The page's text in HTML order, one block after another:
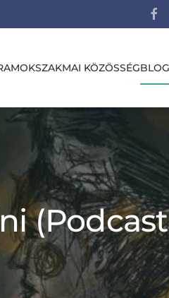
SZAKMAI KÖZÖSSÉGBLOG